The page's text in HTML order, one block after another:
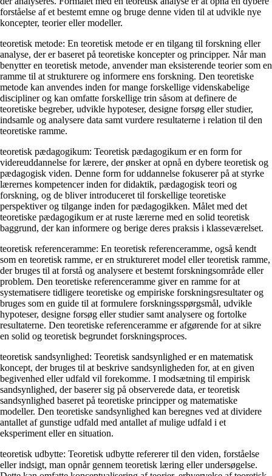
forståelse af et bestemt emne og bruge denne viden til at udvikle nye
koncepter, teorier eller modeller.
teoretisk metode: En teoretisk metode er en tilgang til forskning eller
analyse, der er baseret på teoretiske koncepter og principper. Når man
benytter en teoretisk metode, anvender man eksisterende teorier som en
ramme til at strukturere og informere ens forskning. Den teoretiske
metode kan anvendes inden for mange forskellige videnskabelige
discipliner og kan omfatte forskellige trin såsom at definere de
teoretiske begreber, udvikle hypoteser, designe forsøg eller studier,
indsamle og analysere data samt vurdere resultaterne i relation til den
teoretiske ramme.
teoretisk pædagogikum: Teoretisk pædagogikum er en form for
videreuddannelse for lærere, der ønsker at opnå en dybere teoretisk og
pædagogisk viden. Denne form for uddannelse fokuserer på at styrke
lærernes kompetencer inden for didaktik, pædagogisk teori og
forskning, og de bliver introduceret til forskellige teoretiske
perspektiver og tilgange inden for pædagogikken. Målet med det
teoretiske pædagogikum er at ruste lærerne med en solid teoretisk
baggrund, der kan informere og berige deres praksis i klasseværelset.
teoretisk referenceramme: En teoretisk referenceramme, også kendt
som en teoretisk ramme, er en struktureret model eller teoretisk ramme,
der bruges til at forstå og analysere et bestemt forskningsområde eller
problem. Den teoretiske referenceramme giver en ramme for at
systematisere tidligere teoretiske og empiriske forskningsresultater og
bruges som en guide til at formulere forskningsspørgsmål, udvikle
hypoteser, designe forsøg eller studier samt analysere og fortolke
resultaterne. Den teoretiske referenceramme er afgørende for at sikre
en solid og teoretisk begrundet forskningsproces.
teoretisk sandsynlighed: Teoretisk sandsynlighed er en matematisk
koncept, der bruges til at beskrive sandsynligheden for, at en given
begivenhed eller udfald vil forekomme. I modsætning til empirisk
sandsynlighed, der baserer sig på observerede data, er teoretisk
sandsynlighed baseret på teoretiske principper og matematiske
modeller. Den teoretiske sandsynlighed kan beregnes ved at dividere
antallet af gunstige udfald med antallet af mulige udfald i et
eksperiment eller en situation.
teoretisk udbytte: Teoretisk udbytte refererer til den viden, forståelse
eller indsigt, man opnår gennem teoretisk læring eller undersøgelse.